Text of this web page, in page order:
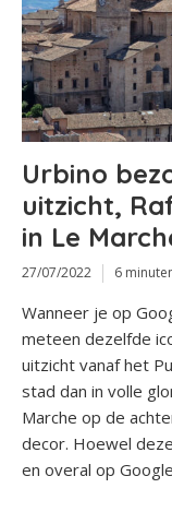
Urbino
uitzicht,
in Le
27/07/2022 6
Wanneer je op
meteen dezelfde
uitzicht vanaf het
stad dan in volle
Marche op de
decor. Hoewel
en overal op